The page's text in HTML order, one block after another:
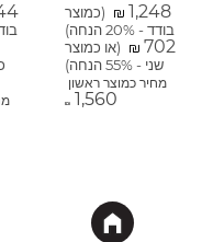
₪ 1,248
(כמוצר
בודד - 20% הנחה)
₪ 702
(או כמוצר
שני - 55% הנחה)
מחיר כמוצר ראשון
₪ 1,560
בודד -